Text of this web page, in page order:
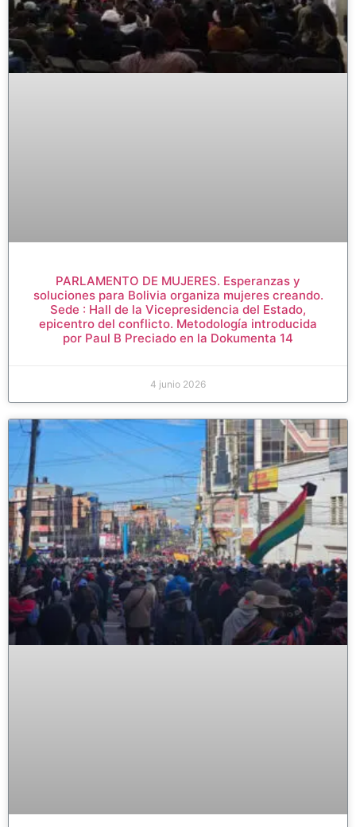
PARLAMENTO DE MUJERES. Esperanzas y
soluciones para Bolivia organiza mujeres creando.
Sede : Hall de la Vicepresidencia del Estado,
epicentro del conflicto. Metodología introducida
por Paul B Preciado en la Dokumenta 14
4 junio 2026